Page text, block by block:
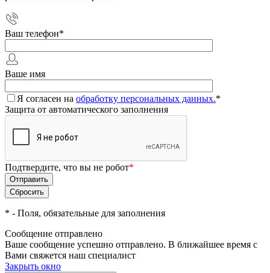
Ваш телефон*
Ваше имя
Я согласен на обработку персональных данных.*
Защита от автоматического заполнения
Подтвердите, что вы не робот*
* - Поля, обязательные для заполнения
Сообщение отправлено
Ваше сообщение успешно отправлено. В ближайшее время с
Вами свяжется наш специалист
Закрыть окно